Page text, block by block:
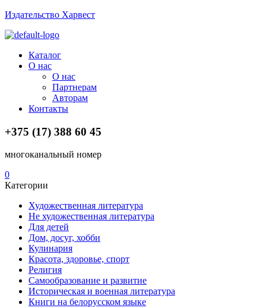
Издательство Харвест
Menu
Каталог
О нас
О нас
Партнерам
Авторам
Контакты
+375 (17) 388 60 45
многоканальный номер
0
Категории
Художественная литература
Не художественная литература
Для детей
Дом, досуг, хобби
Кулинария
Красота, здоровье, спорт
Религия
Самообразование и развитие
Историческая и военная литература
Книги на белорусском языке